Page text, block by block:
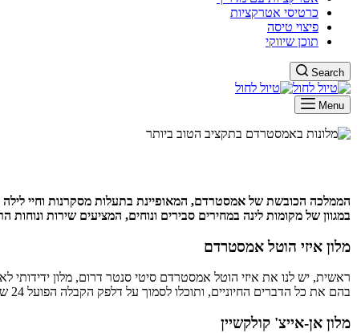
כרטיסי אטרקציות
פיצוי טיסה
תוכן שיווקי
Search
Menu
הממלכה הכובשת של אמסטרדם, המאופיינת בתעלות מסקרנות וחיי
במגוון של מקומות לינה במחירים סבירים ונוחים, המציעים שירות ונוחות
מלון איזי הוטל אמסטרדם
ראשית, יש לנו את איזי הוטל אמסטרדם סיטי סנטר דרום, מלון
בהם את כל הדברים החיוניים, ותוכלו לסמוך על דלפק הקבלה הפועל 24 שעות ביממה עבור כל סיוע שתצטרכו.
מלון אן-אייצ' קולקשיין